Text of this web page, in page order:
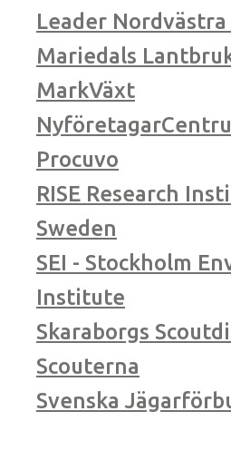
Leader Nordvästra
Mariedals
MarkVäxt
Procuvo
RISE Research
Sweden
SEI - Stockholm
Institute
Skaraborgs
Scouterna
Svenska